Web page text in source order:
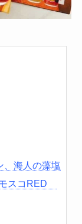
海人の藻塩
スコRED